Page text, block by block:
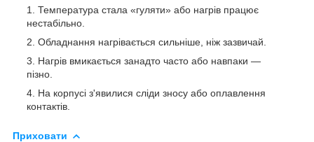
Температура стала «гуляти» або нагрів працює
нестабільно.
Обладнання нагрівається сильніше, ніж зазвичай.
Нагрів вмикається занадто часто або навпаки —
пізно.
На корпусі з'явилися сліди зносу або оплавлення
контактів.
Приховати